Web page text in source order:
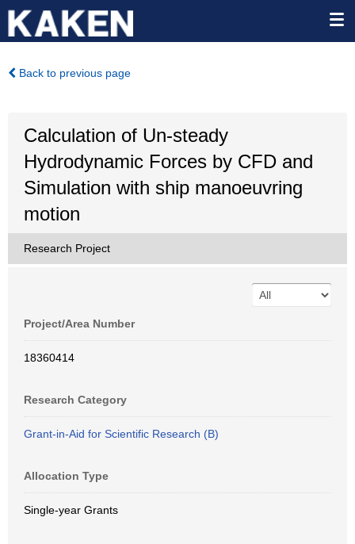
Back to previous page
Calculation of Un-steady
Hydrodynamic Forces by CFD and
Simulation with ship manoeuvring
motion
Research Project
Project/Area Number
18360414
Research Category
Grant-in-Aid for Scientific Research (B)
Allocation Type
Single-year Grants